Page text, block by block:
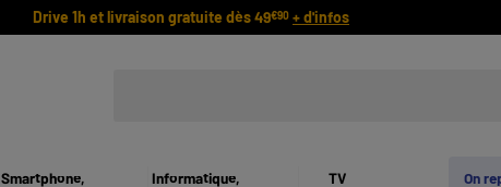
Drive 1h et livraison gratuite dès 49€90 + d'infos
On
Smartphone,
Informatique,
TV